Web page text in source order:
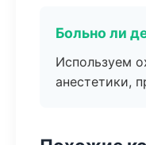
Больно ли
Используем
анестетики,